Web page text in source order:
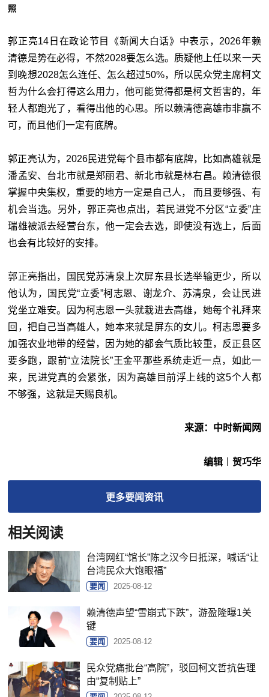
照
郭正亮14日在政论节目《新闻大白话》中表示，2026年赖
清德是势在必得，不然2028要怎么选。质疑他上任以来一天
到晚想2028怎么连任、怎么超过50%，所以民众党主席柯文
哲为什么会打得这么用力，他可能觉得都是柯文哲害的，年
轻人都跑光了，看得出他的心思。所以赖清德高雄市非赢不
可，而且他们一定有底牌。
郭正亮认为，2026民进党每个县市都有底牌，比如高雄就是
潘孟安、台北市就是郑丽君、新北市就是林右昌。赖清德很
掌握中央集权，重要的地方一定是自己人， 而且要够强、有
机会当选。另外，郭正亮也点出，若民进党不分区“立委”庄
瑞雄被派去经营台东，他一定会去选，即使没有选上，后面
也会有比较好的安排。
郭正亮指出，国民党苏清泉上次屏东县长选举输更少，所以
他认为，国民党“立委”柯志恩、谢龙介、苏清泉，会让民进
党坐立难安。因为柯志恩一头就栽进去高雄，她每个礼拜来
回，把自己当高雄人，她本来就是屏东的女儿。柯志恩要多
加强农业地带的经营，因为她的都会气质比较重，反正县区
要多跑，跟前“立法院长”王金平那些系统走近一点，如此一
来，民进党真的会紧张，因为高雄目前浮上线的这5个人都
不够强，这就是天赐良机。
来源：中时新闻网
编辑︱贺巧华
更多要闻资讯
相关阅读
台湾网红“馆长”陈之汉今日抵深，喊话“让
台湾民众大饱眼福”
要闻 2025-08-12
赖清德声望“雪崩式下跌”，游盈隆曝1关
键
要闻 2025-08-12
民众党痛批台“高院”，驳回柯文哲抗告理
由“复制贴上”